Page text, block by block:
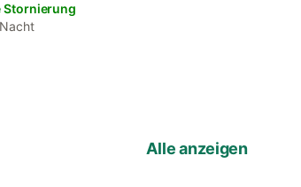
Stornierung
Alle anzeigen